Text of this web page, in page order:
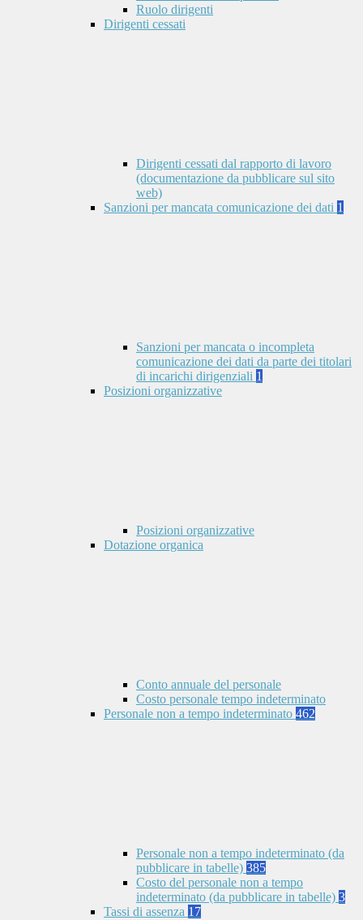
Ruolo dirigenti
Dirigenti cessati
Dirigenti cessati dal rapporto di lavoro
(documentazione da pubblicare sul sito
web)
Sanzioni per mancata comunicazione dei dati 1
Sanzioni per mancata o incompleta
comunicazione dei dati da parte dei titolari
di incarichi dirigenziali 1
Posizioni organizzative
Posizioni organizzative
Dotazione organica
Conto annuale del personale
Costo personale tempo indeterminato
Personale non a tempo indeterminato 462
Personale non a tempo indeterminato (da
pubblicare in tabelle) 385
Costo del personale non a tempo
indeterminato (da pubblicare in tabelle) 3
Tassi di assenza 17